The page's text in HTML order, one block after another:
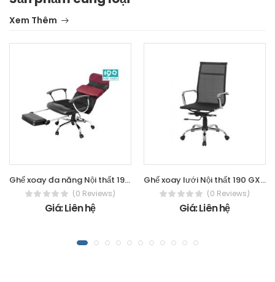
Xem Thêm
Ghế xoay đa năng Nội thất 190 GX407-M
(0 Reviews)
Giá: Liên hệ
Ghế xoay lưới Nội thất 190 GX19B-M
(0 Reviews)
Giá: Liên hệ